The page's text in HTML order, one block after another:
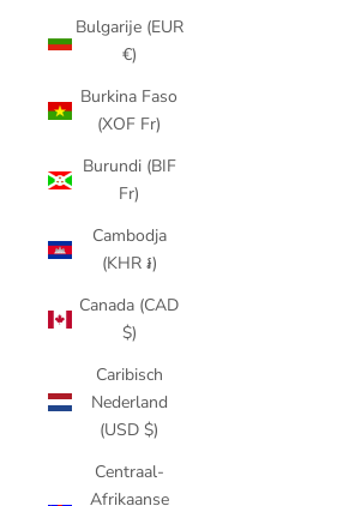
Bulgarije (EUR
€)
Burkina Faso
(XOF Fr)
Burundi (BIF
Fr)
Cambodja
(KHR ៛)
Canada (CAD
$)
Caribisch
Nederland
(USD $)
Centraal-
Afrikaanse